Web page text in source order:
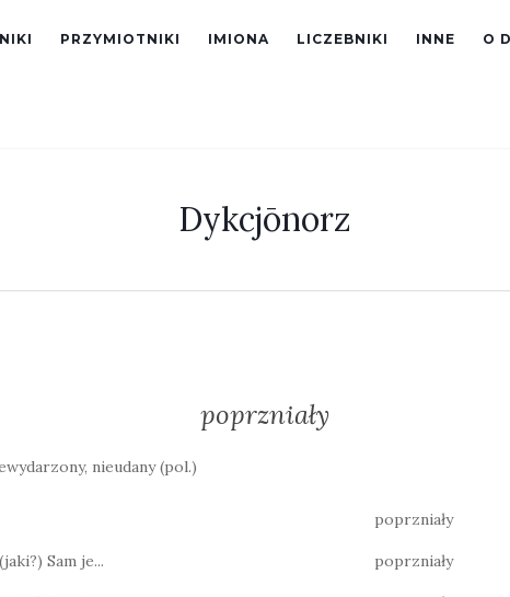
PRZYMIOTNIKI IMIONA LICZEBNIKI INNE O
Dykcjōnorz
poprzniały
nieudany (pol.)
poprzniały
Sam je... poprzniały